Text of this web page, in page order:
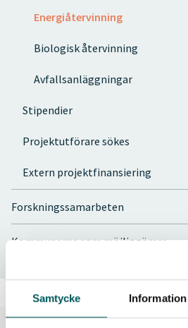
Samtycke Information
Energiåtervinning
Biologisk återvinning
Avfallsanläggningar
Stipendier
Projektutförare sökes
Extern projektfinansiering
Forskningssamarbeten
Kommunerna som möjliggörare